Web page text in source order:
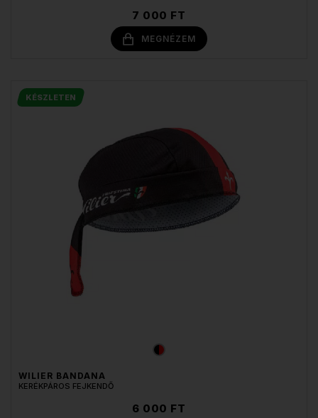
7 000 FT
MEGNÉZEM
KÉSZLETEN
WILIER BANDANA
KERÉKPÁROS FEJKENDŐ
6 000 FT